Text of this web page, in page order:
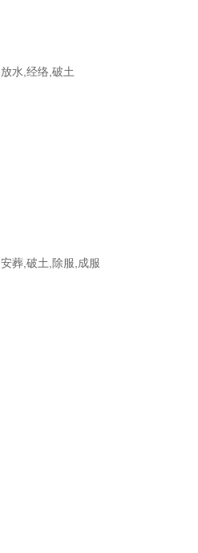
水,经络,破土
葬,破土,除服,成服